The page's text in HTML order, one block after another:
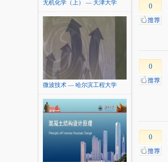
无机化学（上） — 天津大学
微波技术 — 哈尔滨工程大学
0
0
0